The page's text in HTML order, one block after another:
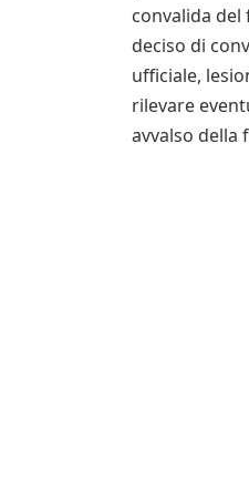
convalida del
deciso di
ufficiale,
rilevare
avvalso della